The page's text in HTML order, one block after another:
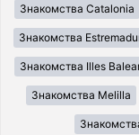
Знакомства Catalonia
Знакомства
Знакомства Illes
Знакомства Melilla